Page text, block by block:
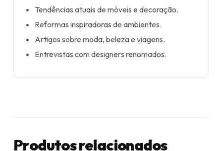
Tendências atuais de móveis e decoração.
Reformas inspiradoras de ambientes.
Artigos sobre moda, beleza e viagens.
Entrevistas com designers renomados.
Produtos relacionados